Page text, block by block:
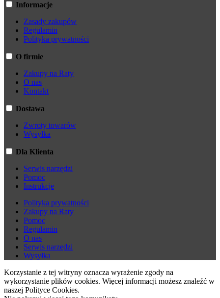
Informacje
Zasady zakupów
Regulamin
Polityka prywatności
O firmie
Zakupy na Raty
O nas
Kontakt
Dostawa
Zwroty towarów
Wysyłka
Dla Klienta
Serwis narzędzi
Pomoc
Instrukcje
Polityka prywatności
Zakupy na Raty
Pomoc
Regulamin
O nas
Serwis narzędzi
Wysyłka
Korzystanie z tej witryny oznacza wyrażenie zgody na
wykorzystanie plików cookies. Więcej informacji możesz znaleźć w
naszej Polityce Cookies.